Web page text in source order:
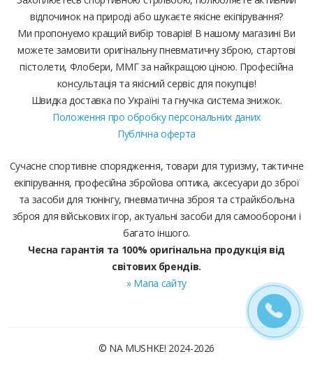
відпочинок на природі або шукаєте якісне екіпірування?
Ми пропонуємо кращий вибір товарів! В нашому магазині Ви
можете замовити оригінальну пневматичну зброю, стартові
пістолети, Флобери, ММГ за найкращою ціною. Професійна
консультація та якісний сервіс для покупців!
Швидка доставка по Україні та гнучка система знижок.
Положення про обробку персональних даних
Публічна оферта
Сучасне спортивне спорядження, товари для туризму, тактичне
екіпірування, професійна збройова оптика, аксесуари до зброї
та засоби для тюнінгу, пневматична зброя та страйкбольна
зброя для військових ігор, актуальні засоби для самооборони і
багато іншого.
Чесна гарантія та 100% оригінальна продукція від
світових брендів.
» Мапа сайту
© NA MUSHKE! 2024-2026